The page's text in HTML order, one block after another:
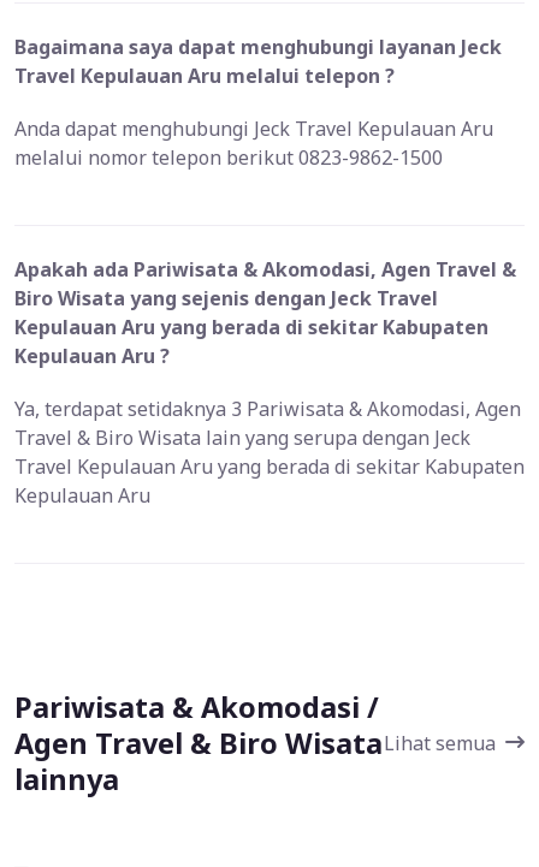
Bagaimana saya dapat menghubungi layanan Jeck
Travel Kepulauan Aru melalui telepon ?
Anda dapat menghubungi Jeck Travel Kepulauan Aru
melalui nomor telepon berikut 0823-9862-1500
Apakah ada Pariwisata & Akomodasi, Agen Travel &
Biro Wisata yang sejenis dengan Jeck Travel
Kepulauan Aru yang berada di sekitar Kabupaten
Kepulauan Aru ?
Ya, terdapat setidaknya 3 Pariwisata & Akomodasi, Agen
Travel & Biro Wisata lain yang serupa dengan Jeck
Travel Kepulauan Aru yang berada di sekitar Kabupaten
Kepulauan Aru
Pariwisata & Akomodasi /
Agen Travel & Biro Wisata
lainnya
Lihat semua